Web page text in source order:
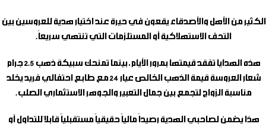
الكثير من الأهل والأصدقاء يقعون في حيرة عند اختيار هدية للعروسين بين
التحف الاستهلاكية أو المستلزمات التي تنتهي سريعاً.
هذه الهدايا تفقد قيمتها بمرور الأيام، بينما تمنحك
سبيكة ذهب 2.5 جرام
شعار العروسة
قيمة الذهب الخالص عيار 24 مع طابع احتفالي فريد يخلد
مناسبة الزواج لتجمع بين جمال التعبير والجوهر الاستثماري الصلب.
هذا يضمن لصاحبي الهدية رصيداً مالياً حقيقياً مستقبلياً قابلاً للتداول أو